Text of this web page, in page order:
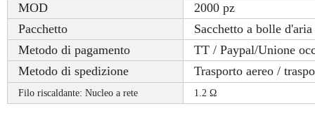
MOD
2000 pz
Pacchetto
Sacchetto a bolle
Metodo di pagamento
TT / Paypal/Unione
Metodo di spedizione
Trasporto aereo /
Filo riscaldante: Nucleo a rete 1.2 Ω